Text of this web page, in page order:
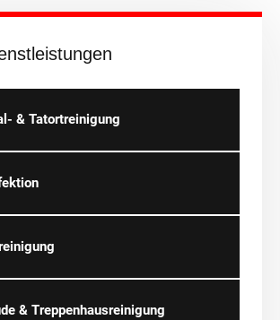
& Tatortreinigung
& Treppenhausreinigung